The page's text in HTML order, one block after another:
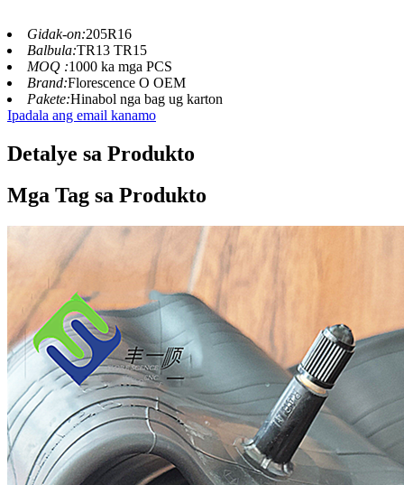
Gidak-on:205R16
Balbula:TR13 TR15
MOQ :1000 ka mga PCS
Brand:Florescence O OEM
Pakete:Hinabol nga bag ug karton
Ipadala ang email kanamo
Detalye sa Produkto
Mga Tag sa Produkto